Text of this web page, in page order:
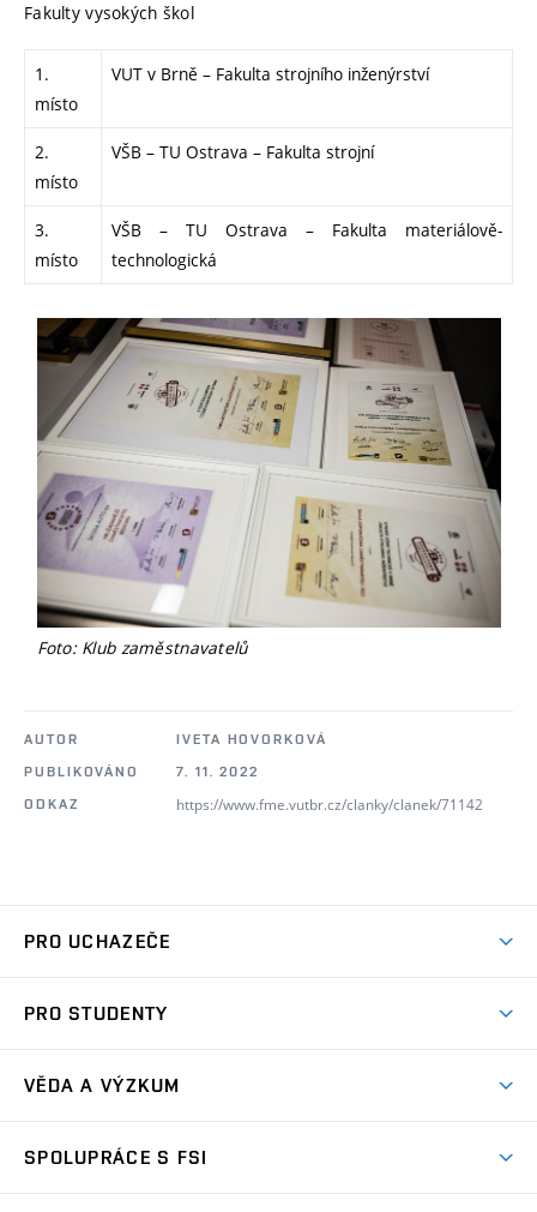
Fakulty vysokých škol
1.
místo
VUT v Brně – Fakulta strojního inženýrství
2.
místo
VŠB – TU Ostrava – Fakulta strojní
3.
místo
VŠB – TU Ostrava – Fakulta materiálově-
technologická
Foto: Klub zaměstnavatelů
AUTOR
IVETA HOVORKOVÁ
PUBLIKOVÁNO
7. 11. 2022
ODKAZ
https://www.fme.vutbr.cz/clanky/clanek/71142
PRO UCHAZEČE
Ambasadoři studia
Zápisy
PRO STUDENTY
Studijní předpisy
VĚDA A VÝZKUM
SPOLUPRÁCE S FSI